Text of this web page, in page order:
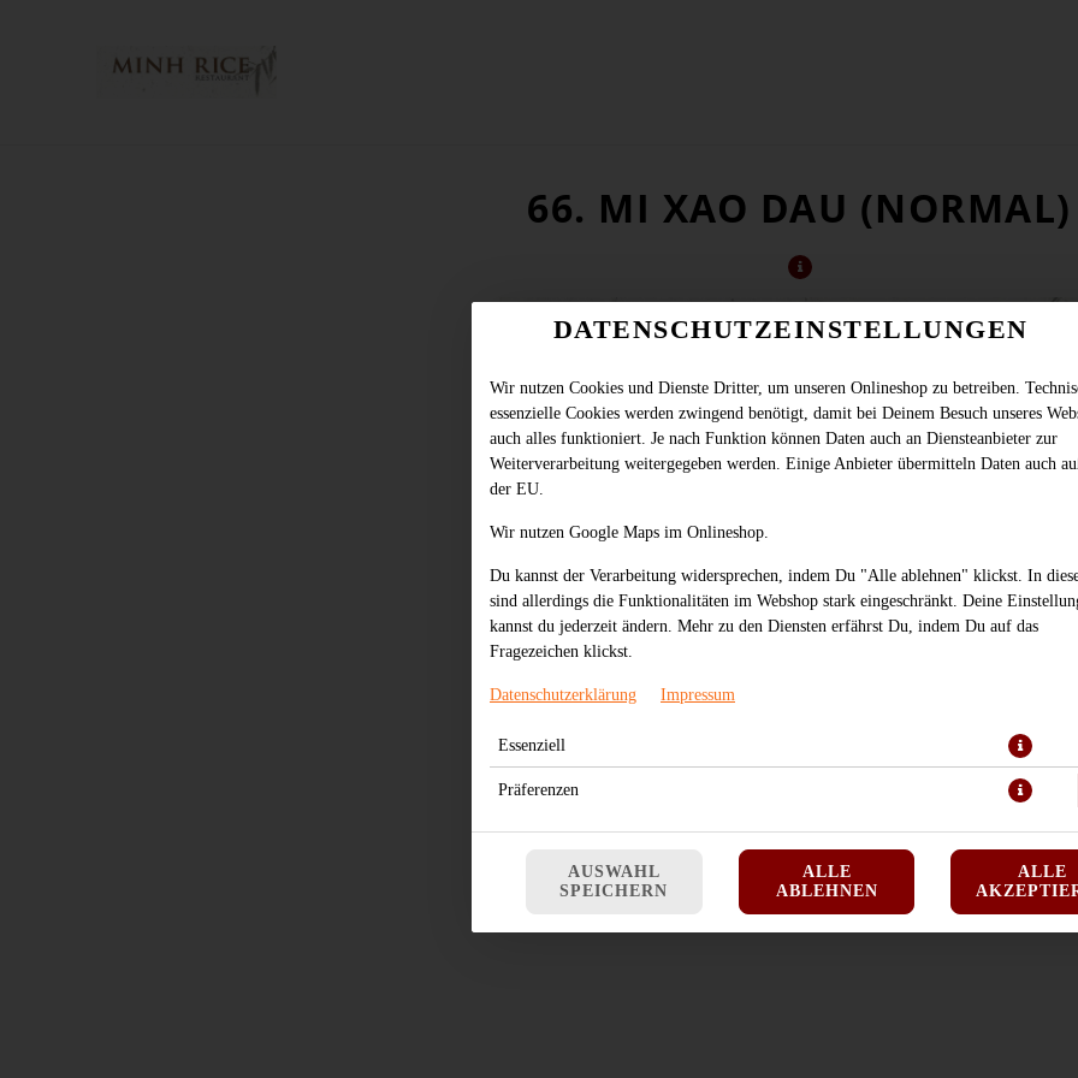
66. MI XAO DAU (NORMAL)
DATENSCHUTZEINSTELLUNGEN
Wir nutzen Cookies und Dienste Dritter, um unseren Onlineshop zu betreiben.
essenzielle Cookies werden zwingend benötigt, damit bei Deinem Besuch unseres
auch alles funktioniert. Je nach Funktion können Daten auch an Diensteanbieter zur
Weiterverarbeitung weitergegeben werden. Einige Anbieter übermitteln Daten auch
der EU.
Wir nutzen Google Maps im Onlineshop.
Du kannst der Verarbeitung widersprechen, indem Du "Alle ablehnen" klickst. In
sind allerdings die Funktionalitäten im Webshop stark eingeschränkt. Deine
kannst du jederzeit ändern. Mehr zu den Diensten erfährst Du, indem Du auf das
Fragezeichen klickst.
Datenschutzerklärung Impressum
Essenziell
Präferenzen
AUSWAHL
SPEICHERN
ALLE
ABLEHNEN
ALLE